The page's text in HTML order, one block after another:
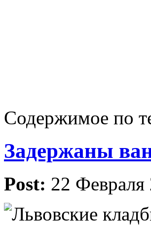
Содержимое по
Задержаны
Post: 22 Февраля